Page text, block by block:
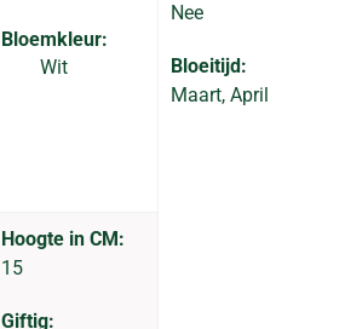
Bloemkleur:
Wit
Nee
Bloeitijd:
Maart, April
Hoogte in CM:
15
Giftig: